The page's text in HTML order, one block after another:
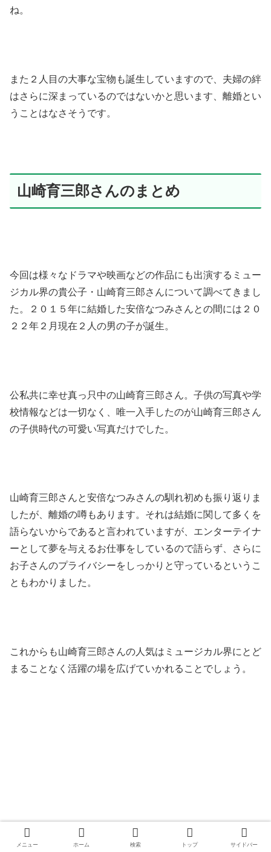
ね。
また２人目の大事な宝物も誕生していますので、夫婦の絆
はさらに深まっているのではないかと思います、離婚とい
うことはなさそうです。
山崎育三郎さんのまとめ
今回は様々なドラマや映画などの作品にも出演するミュー
ジカル界の貴公子・山崎育三郎さんについて調べてきまし
た。２０１５年に結婚した安倍なつみさんとの間には２０
２２年２月現在２人の男の子が誕生。
公私共に幸せ真っ只中の山崎育三郎さん。子供の写真や学
校情報などは一切なく、唯一入手したのが山崎育三郎さん
の子供時代の可愛い写真だけでした。
山崎育三郎さんと安倍なつみさんの馴れ初めも振り返りま
したが、離婚の噂もあります。それは結婚に関して多くを
語らないからであると言われていますが、エンターテイナ
ーとして夢を与えるお仕事をしているので語らず、さらに
お子さんのプライバシーをしっかりと守っているというこ
ともわかりました。
これからも山崎育三郎さんの人気はミュージカル界にとど
まることなく活躍の場を広げていかれることでしょう。
メニュー ホーム 検索 トップ サイドバー